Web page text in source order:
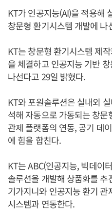
KT가 인공지능(AI)을 적용해
창문형 환기시스템 개발에 나
KT는 창문형 환기시스템 제
을 체결하고 인공지능 기반
나선다고 29일 밝혔다.
KT와 포원솔루션은 실내외
석해 자동으로 가동되는 창
관제 플랫폼의 연동, 공기 데
에 힘을 합친다.
KT는 ABC(인공지능, 빅데이
솔루션을 개발해 상품화를
기가지니와 인공지능 환기
시스템과 연동한다.